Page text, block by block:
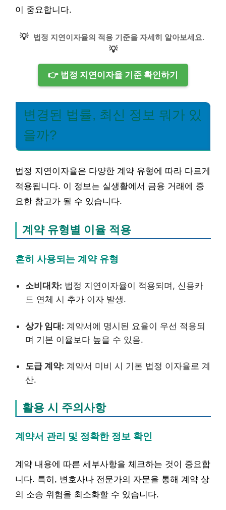
이 중요합니다.
💡 법정 지연이자율의 적용 기준을 자세히 알아보세요.
💡
👉 법정 지연이자율 기준 확인하기
변경된 법률, 최신 정보 뭐가 있
을까?
법정 지연이자율은 다양한 계약 유형에 따라 다르게
적용됩니다. 이 정보는 실생활에서 금융 거래에 중
요한 참고가 될 수 있습니다.
계약 유형별 이율 적용
흔히 사용되는 계약 유형
소비대차: 법정 지연이자율이 적용되며, 신용카
드 연체 시 추가 이자 발생.
상가 임대: 계약서에 명시된 요율이 우선 적용되
며 기본 이율보다 높을 수 있음.
도급 계약: 계약서 미비 시 기본 법정 이자율로 계
산.
활용 시 주의사항
계약서 관리 및 정확한 정보 확인
계약 내용에 따른 세부사항을 체크하는 것이 중요합
니다. 특히, 변호사나 전문가의 자문을 통해 계약 상
의 소송 위험을 최소화할 수 있습니다.